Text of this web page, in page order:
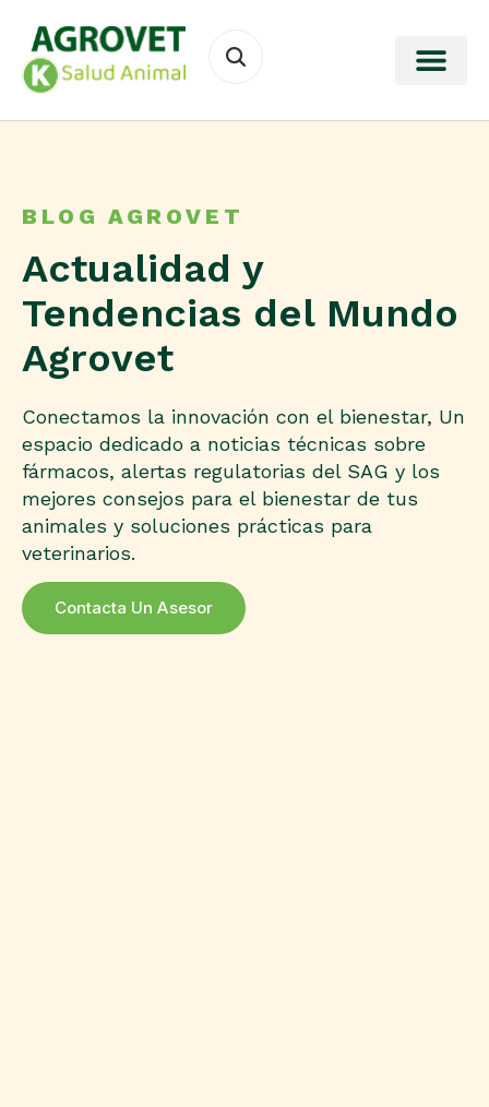
BLOG AGROVET
Actualidad y
Tendencias del Mundo
Agrovet
Conectamos la innovación con el bienestar, Un
espacio dedicado a noticias técnicas sobre
fármacos, alertas regulatorias del SAG y los
mejores consejos para el bienestar de tus
animales y soluciones prácticas para
veterinarios.
Contacta Un Asesor